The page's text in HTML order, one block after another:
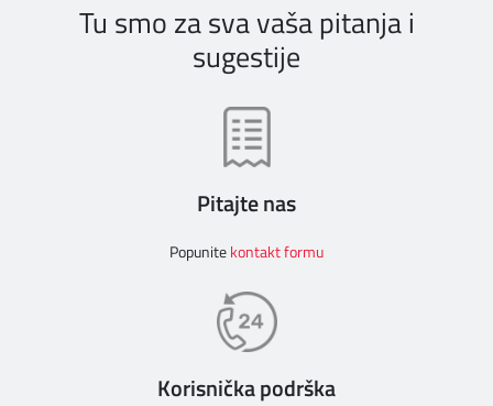
Tu smo za sva vaša pitanja i
sugestije
Pitajte nas
Popunitekontakt formu
Korisnička podrška